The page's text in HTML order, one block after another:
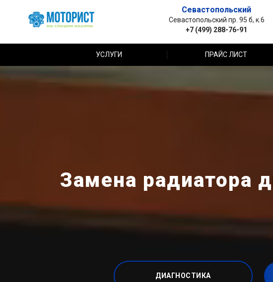
Севастопольский
Севастопольский пр. 95 б, к.6
+7 (499) 288-76-91
УСЛУГИ ПРАЙС ЛИСТ
Замена радиатора
ДИАГНОСТИКА